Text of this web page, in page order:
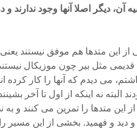
آن، دیگر اصلا آنها وجود ندارند
از این متدها هم موفق نیستند
مثل بیر چون موزیکال نیستند
می دیدم که آنها را کار
البته نه اینکه از اول تا آخر
این متدها را تمرین می کنند و به
دید و فهمید. بخشی از این مسیر